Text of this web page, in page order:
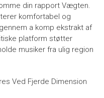
din rapport Vægten.
komfortabel og
a komp ekstrakt af
platform støtter
musiker fra ulig region
Ved Fjerde Dimension